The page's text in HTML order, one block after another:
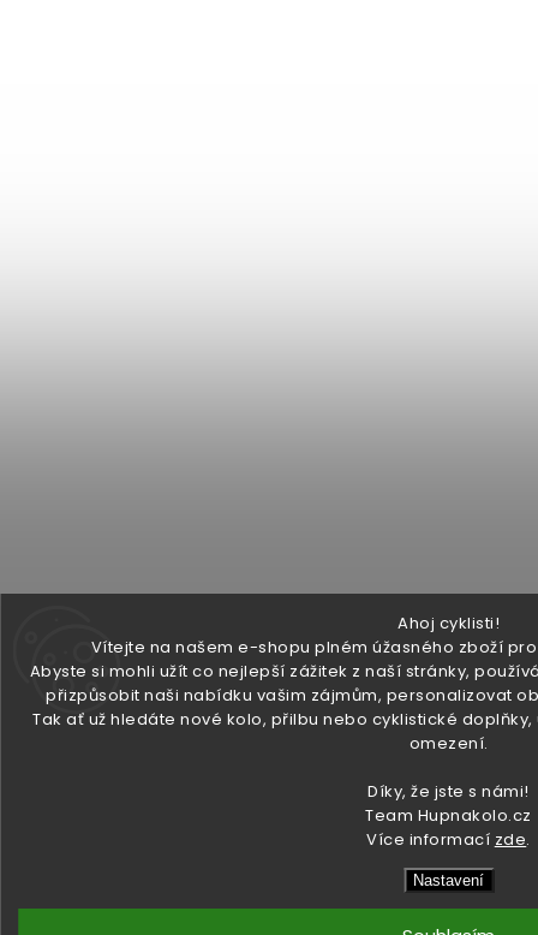
Ahoj cyklisti!
Vítejte na našem e-shopu plném úžasného zboží
Abyste si mohli užít co nejlepší zážitek z naší stránky,
přizpůsobit naši nabídku vašim zájmům, personalizovat
Tak ať už hledáte nové kolo, přilbu nebo cyklistické
omezení.
Díky, že jste s námi!
Team Hupnakolo.cz
Více informací zde.
Nastavení